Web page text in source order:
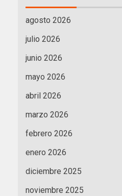
agosto 2026
julio 2026
junio 2026
mayo 2026
abril 2026
marzo 2026
febrero 2026
enero 2026
diciembre 2025
noviembre 2025